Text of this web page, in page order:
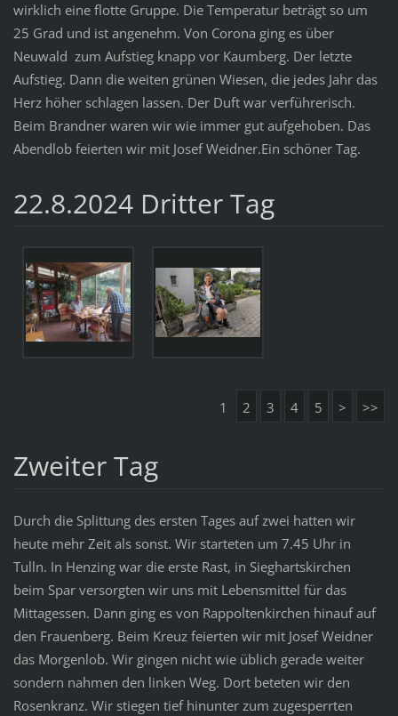
wirklich eine flotte Gruppe. Die Temperatur beträgt so um
25 Grad und ist angenehm. Von Corona ging es über
Neuwald zum Aufstieg knapp vor Kaumberg. Der letzte
Aufstieg. Dann die weiten grünen Wiesen, die jedes Jahr das
Herz höher schlagen lassen. Der Duft war verführerisch.
Beim Brandner waren wir wie immer gut aufgehoben. Das
Abendlob feierten wir mit Josef Weidner.Ein schöner Tag.
22.8.2024 Dritter Tag
1 2 3 4 5 > >>
Zweiter Tag
Durch die Splittung des ersten Tages auf zwei hatten wir
heute mehr Zeit als sonst. Wir starteten um 7.45 Uhr in
Tulln. In Henzing war die erste Rast, in Sieghartskirchen
beim Spar versorgten wir uns mit Lebensmittel für das
Mittagessen. Dann ging es von Rappoltenkirchen hinauf auf
den Frauenberg. Beim Kreuz feierten wir mit Josef Weidner
das Morgenlob. Wir gingen nicht wie üblich gerade weiter
sondern nahmen den linken Weg. Dort beteten wir den
Rosenkranz. Wir stiegen tief hinunter zum zugesperrten